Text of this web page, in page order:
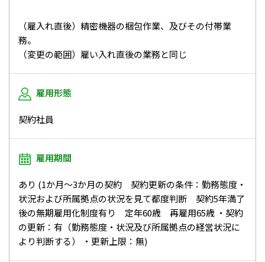
（雇入れ直後）精密機器の梱包作業、及びその付帯業
務。
（変更の範囲）雇い入れ直後の業務と同じ
雇用形態
契約社員
雇用期間
あり (1か月～3か月の契約 契約更新の条件：勤務態度・
状況および所属拠点の状況を見て都度判断 契約5年満了
後の無期雇用化制度有り 定年60歳 再雇用65歳 ・契約
の更新：有（勤務態度・状況及び所属拠点の経営状況に
より判断する） ・更新上限：無)